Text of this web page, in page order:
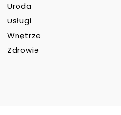
Uroda
Usługi
Wnętrze
Zdrowie